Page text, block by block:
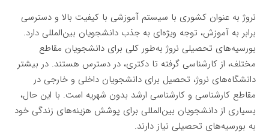
نروژ به عنوان کشوری با سیستم آموزشی با کیفیت بالا و دسترسی
برابر به آموزش، توجه ویژه‌ای به جذب دانشجویان بین‌المللی دارد.
بورسیه‌های تحصیلی نروژ به‌طور کلی برای دانشجویان مقاطع
مختلف، از کارشناسی گرفته تا دکتری، در دسترس هستند. در بیشتر
دانشگاه‌های نروژ، تحصیل برای دانشجویان داخلی و خارجی در
مقاطع کارشناسی و کارشناسی ارشد بدون شهریه است. با این حال،
بسیاری از دانشجویان بین‌المللی برای پوشش هزینه‌های زندگی خود
به بورسیه‌های تحصیلی نیاز دارند.